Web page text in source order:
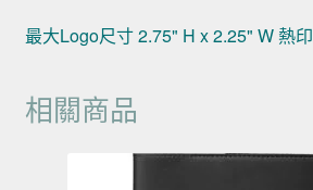
最大Logo尺寸 2.75" H x 2.25" W 熱印
相關商品